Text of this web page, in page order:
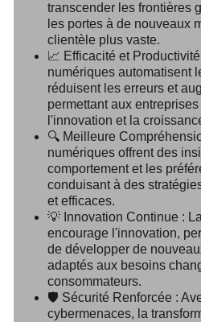
transcender les frontières
les portes à de nouveaux
clientèle plus vaste.
📈 Efficacité et
numériques automatisent
réduisent les erreurs et
permettant aux
l'innovation et la
🔍 Meilleure
numériques offrent des
comportement et les
conduisant à des
et efficaces.
💡 Innovation Continue :
encourage l'innovation,
de développer de
adaptés aux besoins
consommateurs.
🛡️ Sécurité Renforcée :
cybermenaces, la